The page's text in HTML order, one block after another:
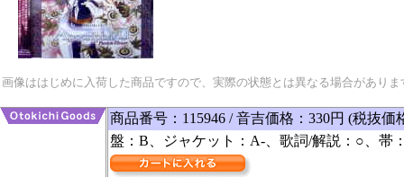
画像ははじめに入荷した商品ですので、実際の状態とは異なる場合があり
商品番号：115946 / 音吉価格：330円 (税抜価
盤：B、ジャケット：A-、歌詞/解説：○、帯